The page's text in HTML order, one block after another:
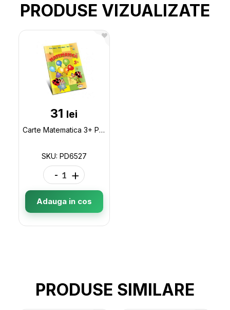
PRODUSE VIZUALIZATE
31 lei
Carte Matematica 3+ PD6527
SKU: PD6527
- +
Adauga in cos
PRODUSE SIMILARE